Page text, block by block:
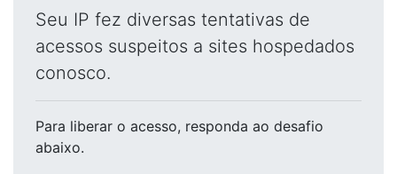
Seu IP fez diversas tentativas de
acessos suspeitos a sites hospedados
conosco.
Para liberar o acesso, responda ao desafio
abaixo.